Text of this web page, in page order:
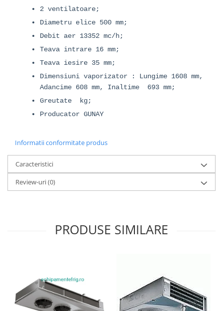
2 ventilatoare;
Diametru elice 500 mm;
Debit aer 13352 mc/h;
Teava intrare 16 mm;
Teava iesire 35 mm;
Dimensiuni vaporizator : Lungime 1608 mm,
Adancime 608 mm, Inaltime 693 mm;
Greutate kg;
Producator GUNAY
Informatii conformitate produs
Caracteristici
Review-uri(0)
PRODUSE SIMILARE